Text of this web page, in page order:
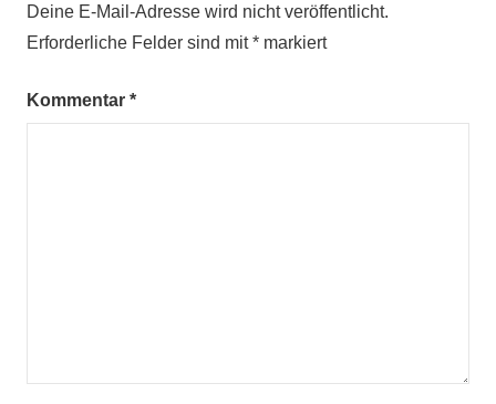
Deine E-Mail-Adresse wird nicht veröffentlicht.
Erforderliche Felder sind mit* markiert
Kommentar *